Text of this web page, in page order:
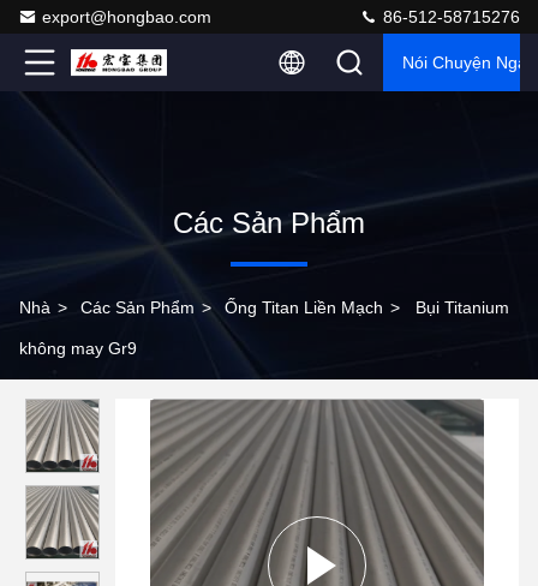
export@hongbao.com 86-512-58715276
Nói Chuyện Ngay.
Các Sản Phẩm
Nhà > Các Sản Phẩm > Ống Titan Liền Mạch > Bụi Titanium
không may Gr9